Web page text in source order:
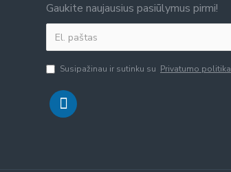
Gaukite naujausius pasiūlymus pirmi!
Susipažinau ir sutinku su Privatumo politika